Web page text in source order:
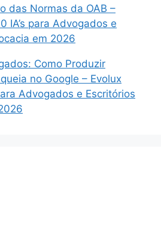
das Normas da OAB –
IA’s para Advogados e
em 2026
Como Produzir
no Google – Evolux
Advogados e Escritórios